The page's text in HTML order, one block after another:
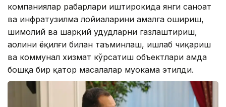
компаниялар раҳбарлари иштирокида янги саноат
ва инфратузилма лойиҳаларини амалга ошириш,
шимолий ва шарқий ҳудудларни газлаштириш,
аҳолини ёқилғи билан таъминлаш, ишлаб чиқариш
ва коммунал хизмат кўрсатиш объектлари ҳамда
бошқа бир қатор масалалар муҳокама этилди.